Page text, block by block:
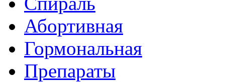
Абортивная
Гормональная
Препараты